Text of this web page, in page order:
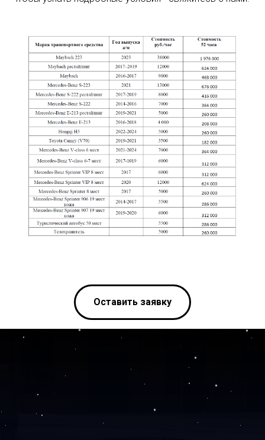
Оставить заявку